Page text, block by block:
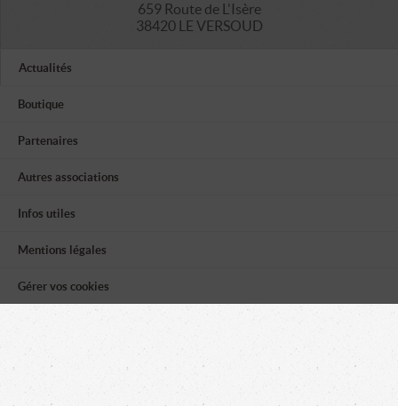
659 Route de L'Isère
38420 LE VERSOUD
Actualités
Boutique
Partenaires
Autres associations
Infos utiles
Mentions légales
Gérer vos cookies